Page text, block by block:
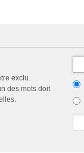
exclu.
des mots doit